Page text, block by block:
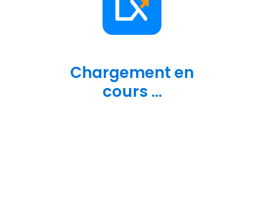
Chargement en
cours ...